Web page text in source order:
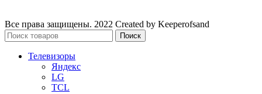
Все права защищены. 2022 Created by Keeperofsand
Поиск
Телевизоры
Яндекс
LG
TCL